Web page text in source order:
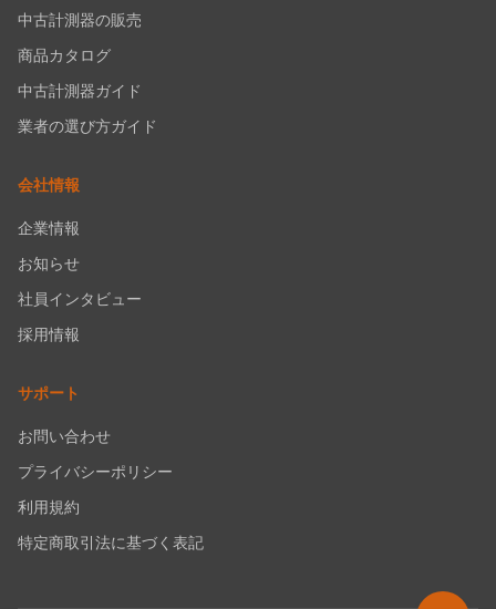
中古計測器の販売
商品カタログ
中古計測器ガイド
業者の選び方ガイド
会社情報
企業情報
お知らせ
社員インタビュー
採用情報
サポート
お問い合わせ
プライバシーポリシー
利用規約
特定商取引法に基づく表記